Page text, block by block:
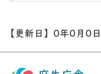
【更新日】 0年0月0日